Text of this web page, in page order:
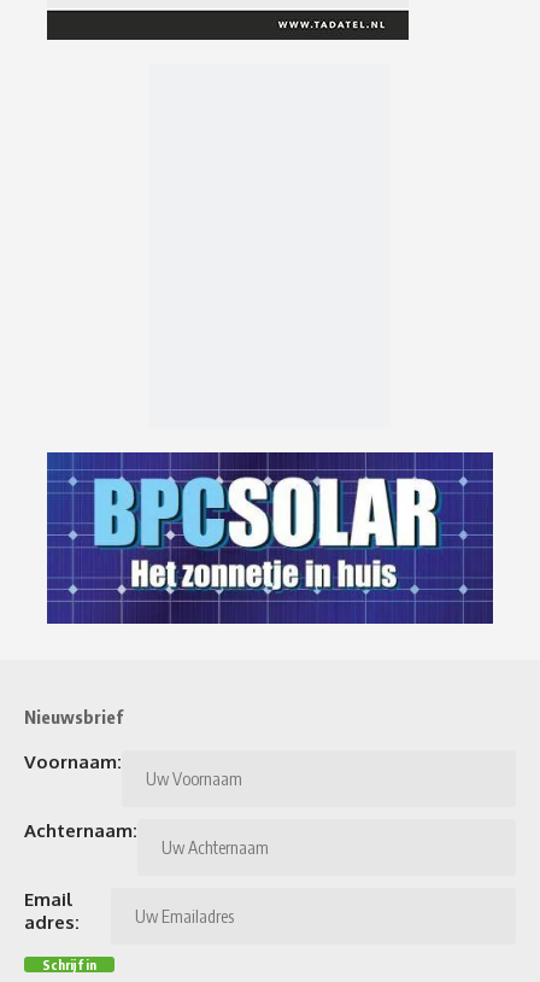
Nieuwsbrief
Voornaam:
Achternaam:
Email
adres: